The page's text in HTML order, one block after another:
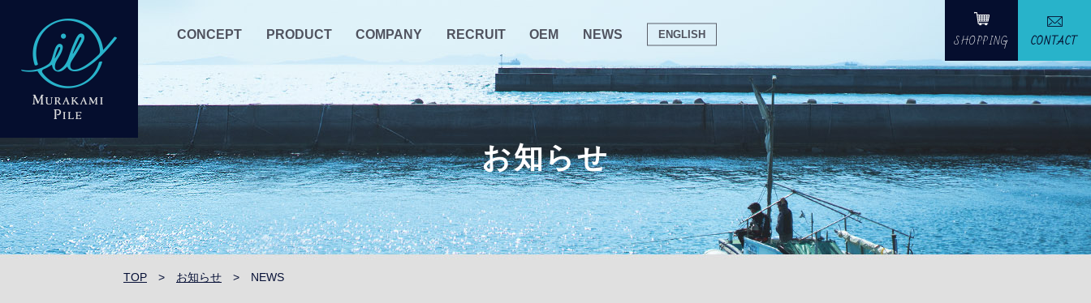
CONCEPT PRODUCT COMPANY RECRUIT OEM NEWS ENGLISH SHOPPING CONTACT
お知らせ
TOP > お知らせ > NEWS